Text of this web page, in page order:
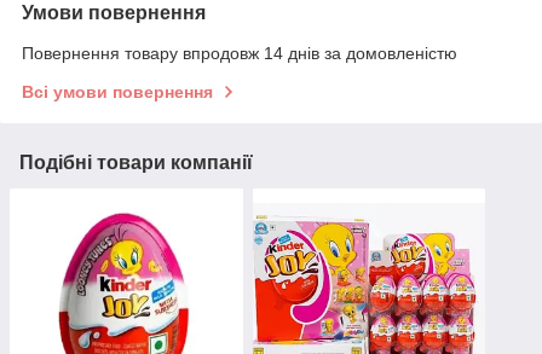
Умови повернення
Повернення товару впродовж 14 днів за домовленістю
Всі умови повернення
Подібні товари компанії